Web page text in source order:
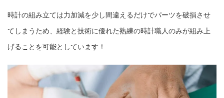
時計の組み立ては力加減を少し間違えるだけでパーツを破損させ
てしまうため、経験と技術に優れた熟練の時計職人のみが組み上
げることを可能としています！